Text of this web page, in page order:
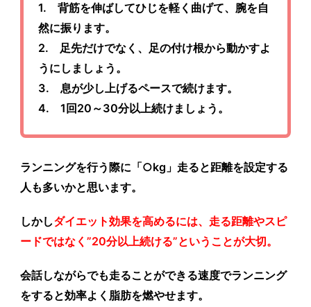
1. 背筋を伸ばしてひじを軽く曲げて、腕を自
然に振ります。
2. 足先だけでなく、足の付け根から動かすよ
うにしましょう。
3. 息が少し上げるペースで続けます。
4. 1回20～30分以上続けましょう。
ランニングを行う際に「○kg」走ると距離を設定する
人も多いかと思います。
しかしダイエット効果を高めるには、走る距離やスピ
ードではなく”20分以上続ける”ということが大切。
会話しながらでも走ることができる速度でランニング
をすると効率よく脂肪を燃やせます。